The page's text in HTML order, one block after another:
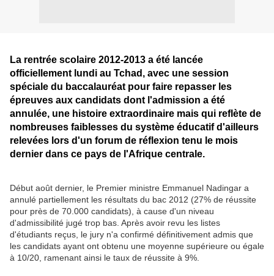
La rentrée scolaire 2012-2013 a été lancée
officiellement lundi au Tchad, avec une session
spéciale du baccalauréat pour faire repasser les
épreuves aux candidats dont l'admission a été
annulée, une histoire extraordinaire mais qui reflète de
nombreuses faiblesses du système éducatif d'ailleurs
relevées lors d'un forum de réflexion tenu le mois
dernier dans ce pays de l'Afrique centrale.
Début août dernier, le Premier ministre Emmanuel Nadingar a
annulé partiellement les résultats du bac 2012 (27% de réussite
pour près de 70.000 candidats), à cause d'un niveau
d'admissibilité jugé trop bas. Après avoir revu les listes
d'étudiants reçus, le jury n'a confirmé définitivement admis que
les candidats ayant ont obtenu une moyenne supérieure ou égale
à 10/20, ramenant ainsi le taux de réussite à 9%.